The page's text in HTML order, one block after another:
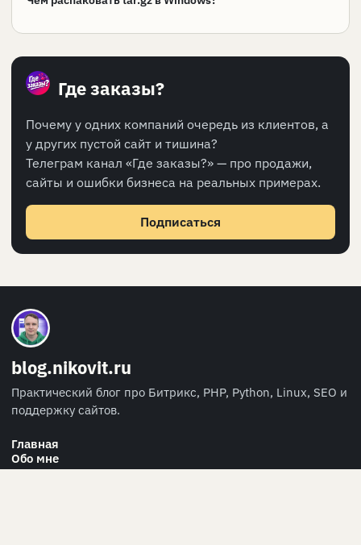
Где заказы?
Почему у одних компаний очередь из клиентов, а
у других пустой сайт и тишина?
Телеграм канал «Где заказы?» — про продажи,
сайты и ошибки бизнеса на реальных примерах.
Подписаться
blog.nikovit.ru
Практический блог про Битрикс, PHP, Python, Linux, SEO и
поддержку сайтов.
Главная
Обо мне
Персональные данные